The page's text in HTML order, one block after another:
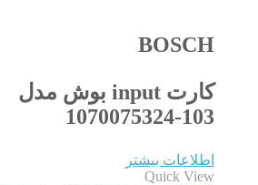
BOSCH
کارت input بوش مدل
1070075324-103
اطلاعات بیشتر
Quick View